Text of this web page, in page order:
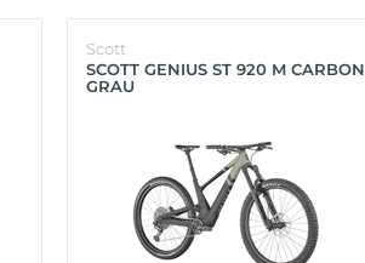
Scott
SCOTT GENIUS ST 920 M CARBON
GRAU